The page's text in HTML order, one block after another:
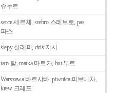
슈누르
serce 세르체, srebro 스레브로, pas
파스
ślepy 실레피, dziś 지시
tam 탐, matka 마트카, but 부트
Warszawa 바르샤바, piwnica 피브니차,
krew 크레프